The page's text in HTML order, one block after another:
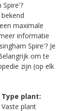
maximale
informatie
Spire'? Je
om te
zijn (op elk
Type plant:
Vaste plant